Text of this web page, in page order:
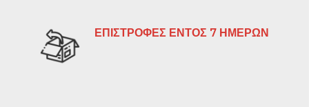
ΕΠΙΣΤΡΟΦΕΣ ΕΝΤΟΣ 7 ΗΜΕΡΩΝ